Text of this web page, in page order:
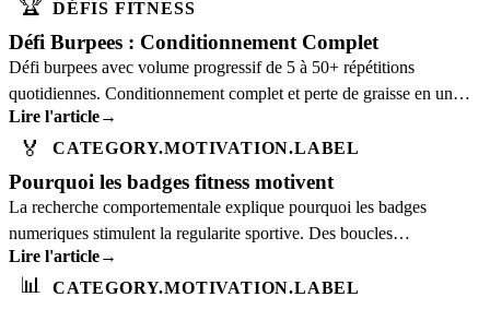
🏆 DÉFIS FITNESS
Défi Burpees : Conditionnement Complet
Défi burpees avec volume progressif de 5 à 50+ répétitions
quotidiennes. Conditionnement complet et perte de graisse en un
seul exercice.
Lire l'article→
🏅 CATEGORY.MOTIVATION.LABEL
Pourquoi les badges fitness motivent
La recherche comportementale explique pourquoi les badges
numeriques stimulent la regularite sportive. Des boucles
dopaminergiques au gradient de but.
Lire l'article→
📊 CATEGORY.MOTIVATION.LABEL